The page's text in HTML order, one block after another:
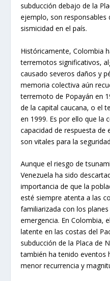
subducción debajo de la
ejemplo, son responsables
sismicidad en el país.
Históricamente, Colombia
terremotos significativos,
causado severos daños y
memoria colectiva aún
terremoto de Popayán en
de la capital caucana, o el
en 1999. Es por ello que la
capacidad de respuesta de
son vitales para la
Aunque el riesgo de
Venezuela ha sido
importancia de que la
esté siempre atenta a las
familiarizada con los
emergencia. En Colombia,
latente en las costas del
subducción de la Placa de
también ha tenido eventos
menor recurrencia y